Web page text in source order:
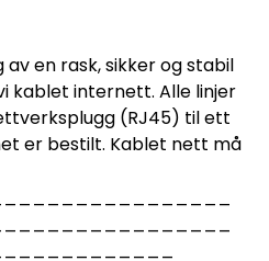
en rask, sikker og stabil
kablet internett. Alle linjer
(RJ45) til ett
er bestilt. Kablet nett må